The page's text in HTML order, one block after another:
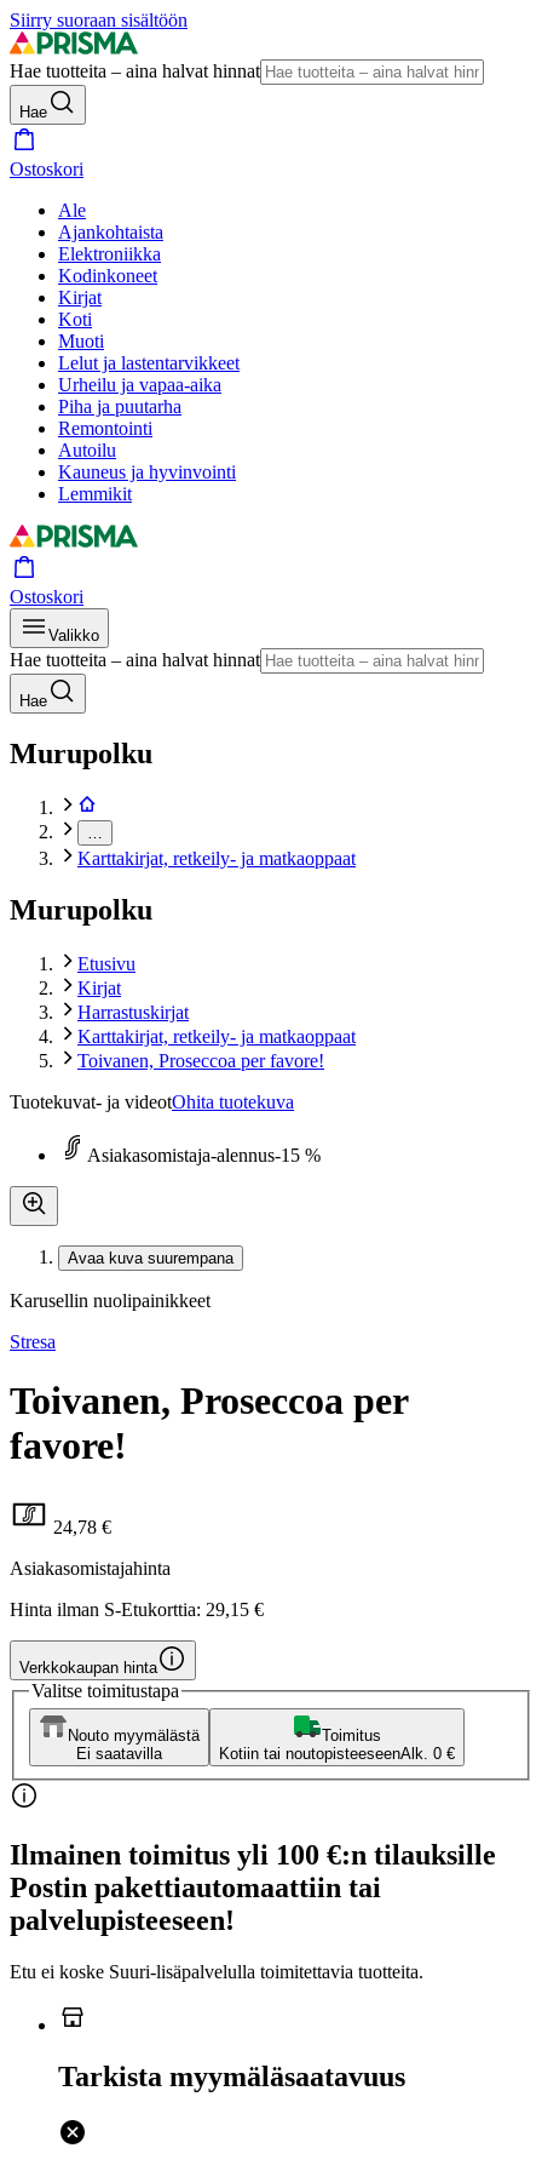
Siirry suoraan sisältöön
Hae tuotteita – aina halvat hinnat
Hae
Ostoskori
Ale
Ajankohtaista
Elektroniikka
Kodinkoneet
Kirjat
Koti
Muoti
Lelut ja lastentarvikkeet
Urheilu ja vapaa-aika
Piha ja puutarha
Remontointi
Autoilu
Kauneus ja hyvinvointi
Lemmikit
Ostoskori
Valikko
Hae tuotteita – aina halvat hinnat
Hae
Murupolku
Karttakirjat, retkeily- ja matkaoppaat
Murupolku
Etusivu
Kirjat
Harrastuskirjat
Karttakirjat, retkeily- ja matkaoppaat
Toivanen, Proseccoa per favore!
Tuotekuvat- ja videotOhita tuotekuva
Asiakasomistaja-alennus-15 %
Avaa kuva suurempana
Karusellin nuolipainikkeet
Stresa
Toivanen, Proseccoa per
favore!
24,78 €
Asiakasomistajahinta
Hinta ilman S-Etukorttia: 29,15 €
Verkkokaupan hinta
Valitse toimitustapa
Nouto myymälästä
Ei saatavilla
Toimitus
Kotiin tai noutopisteeseenAlk. 0 €
Ilmainen toimitus yli 100 €:n tilauksille
Postin pakettiautomaattiin tai
palvelupisteeseen!
Etu ei koske Suuri‑lisäpalvelulla toimitettavia tuotteita.
Tarkista myymäläsaatavuus